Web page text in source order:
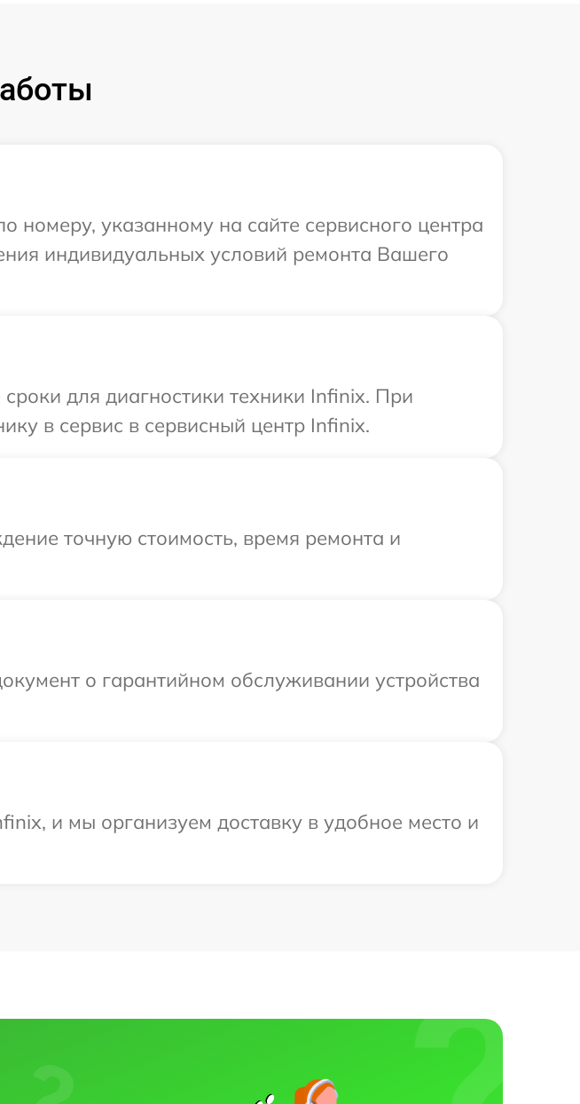
номеру, указанному на сайте сервисного центра
индивидуальных условий ремонта Вашего
для диагностики техники Infinix. При
в сервис в сервисный центр Infinix.
точную стоимость, время ремонта и
о гарантийном обслуживании устройства
и мы организуем доставку в удобное место и